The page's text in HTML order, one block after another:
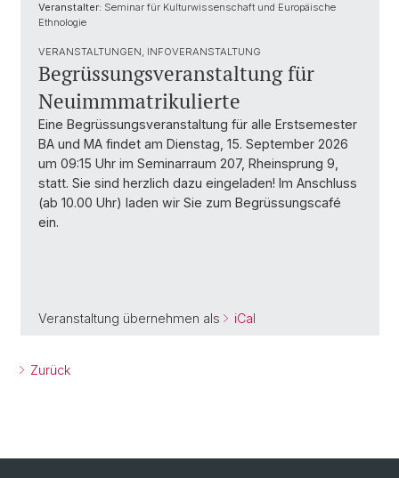
Veranstalter: Seminar für Kulturwissenschaft und Europäische
Ethnologie
VERANSTALTUNGEN, INFOVERANSTALTUNG
Begrüssungsveranstaltung für
Neuimmmatrikulierte
Eine Begrüssungsveranstaltung für alle Erstsemester
BA und MA findet am Dienstag, 15. September 2026
um 09:15 Uhr im Seminarraum 207, Rheinsprung 9,
statt. Sie sind herzlich dazu eingeladen! Im Anschluss
(ab 10.00 Uhr) laden wir Sie zum Begrüssungscafé
ein.
Veranstaltung übernehmen als iCal
Zurück